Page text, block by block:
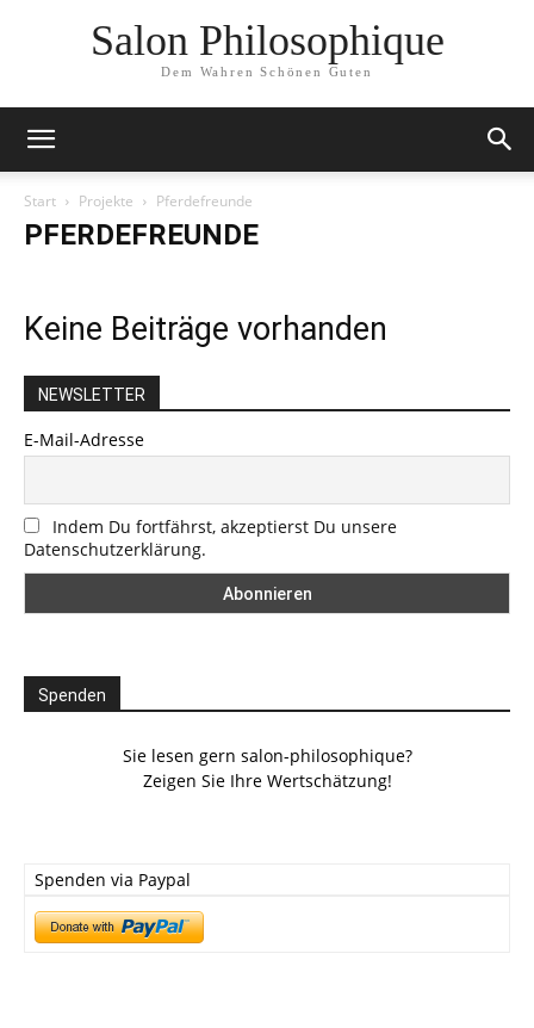
Salon Philosophique
Dem Wahren Schönen Guten
Start Projekte Pferdefreunde
PFERDEFREUNDE
Keine Beiträge vorhanden
NEWSLETTER
E-Mail-Adresse
Indem Du fortfährst, akzeptierst Du unsere
Datenschutzerklärung.
Spenden
Sie lesen gern salon-philosophique?
Zeigen Sie Ihre Wertschätzung!
Spenden via Paypal